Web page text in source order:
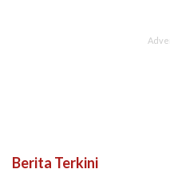
Berita Terkini